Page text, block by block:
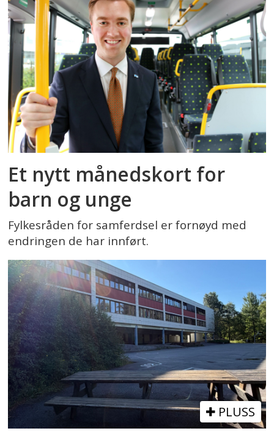
Et nytt månedskort for
barn og unge
Fylkesråden for samferdsel er fornøyd med
endringen de har innført.
PLUSS